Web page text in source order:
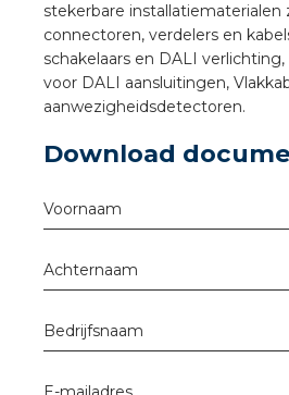
stekerbare installatiematerialen
connectoren, verdelers en
schakelaars en DALI verlichting,
voor DALI aansluitingen,
aanwezigheidsdetectoren.
Download
Voornaam
Achternaam
Bedrijfsnaam
installeren
installeren in beton
GST®